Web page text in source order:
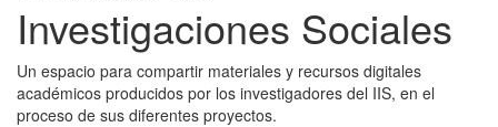
Investigaciones Sociales
Un espacio para compartir materiales y recursos digitales
académicos producidos por los investigadores del IIS, en el
proceso de sus diferentes proyectos.